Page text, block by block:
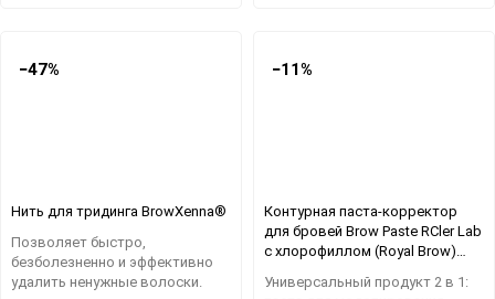
−47%
Нить для тридинга BrowXenna®
Позволяет быстро,
безболезненно и эффективно
удалить ненужные волоски.
−11%
Контурная паста-корректор
для бровей Brow Paste RCler Lab
с хлорофиллом (Royal Brow)
Универсальный продукт 2 в 1: